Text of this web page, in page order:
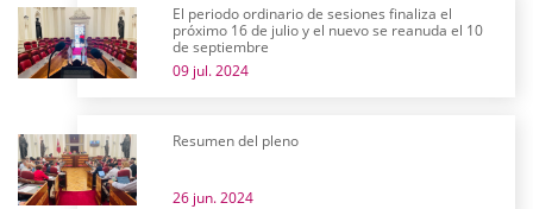
El periodo ordinario de sesiones finaliza el
próximo 16 de julio y el nuevo se reanuda el 10
de septiembre
09 jul. 2024
Resumen del pleno
26 jun. 2024